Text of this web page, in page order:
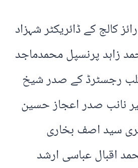
کالج کے ڈائریکٹر شہزاد
زاہد پرنسپل محمدماجد
رجسٹرڈ کے صدر شیخ
نانب صدر اعجاز حسین
سید اصف بخاری
اقبال عباسی ارشد